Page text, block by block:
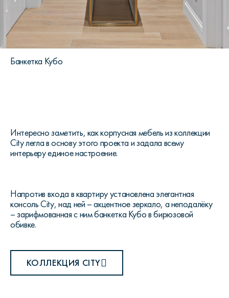
Банкетка Кубо
Интересно заметить, как корпусная мебель из коллекции
City легла в основу этого проекта и задала всему
интерьеру единое настроение.
Напротив входа в квартиру установлена элегантная
консоль City, над ней – акцентное зеркало, а неподалёку
– зарифмованная с ним банкетка Кубо в бирюзовой
обивке.
КОЛЛЕКЦИЯ CITY